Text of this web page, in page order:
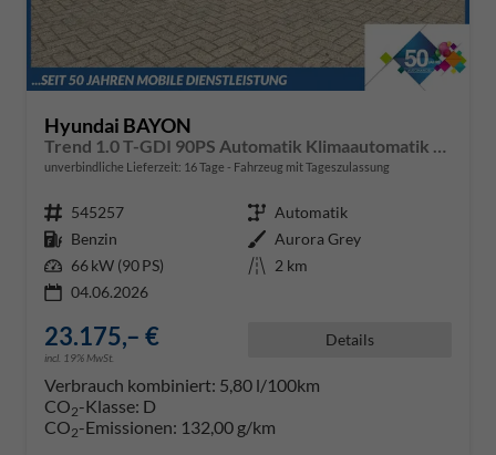
Hyundai BAYON
unverbindliche Lieferzeit: 16 Tage Fahrzeug mit Tageszulassung
Fahrzeugnr. 545257 Getriebe Automatik
Kraftstoff Benzin Außenfarbe Aurora Grey
Leistung 66 kW (90 PS) Kilometerstand 2 km
04.06.2026
23.175,– €
incl. 19% MwSt.
Details
Verbrauch kombiniert: 5,80 l/100km
CO2-Klasse: D
CO2-Emissionen: 132,00 g/km